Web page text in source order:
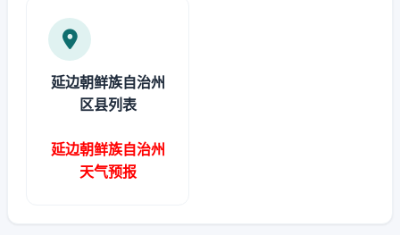
延边朝鲜族自治州
区县列表
延边朝鲜族自治州
天气预报